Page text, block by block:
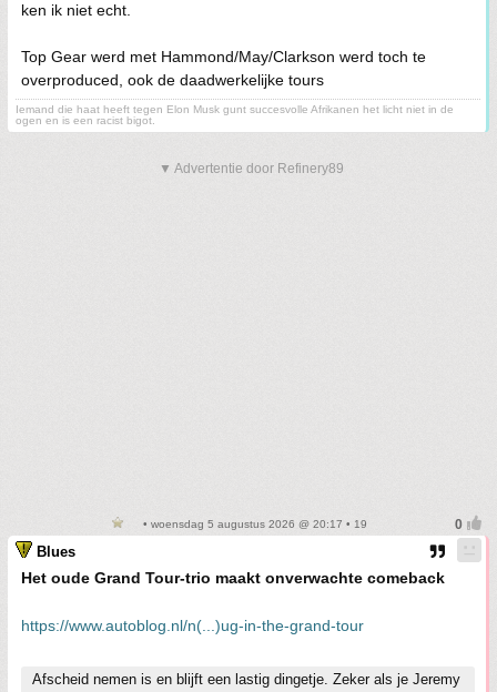
ken ik niet echt.
Top Gear werd met Hammond/May/Clarkson werd toch te
overproduced, ook de daadwerkelijke tours
Iemand die haat heeft tegen Elon Musk gunt succesvolle Afrikanen het licht niet in de
ogen en is een racist bigot.
▼ Advertentie door Refinery89
• woensdag 5 augustus 2026 @ 20:17 • 19
Blues
Het oude Grand Tour-trio maakt onverwachte comeback
https://www.autoblog.nl/n(...)ug-in-the-grand-tour
Afscheid nemen is en blijft een lastig dingetje. Zeker als je Jeremy